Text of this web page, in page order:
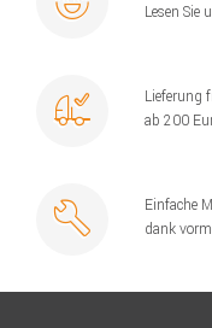
Lesen Sie
Lieferung
ab 200
Einfache
dank